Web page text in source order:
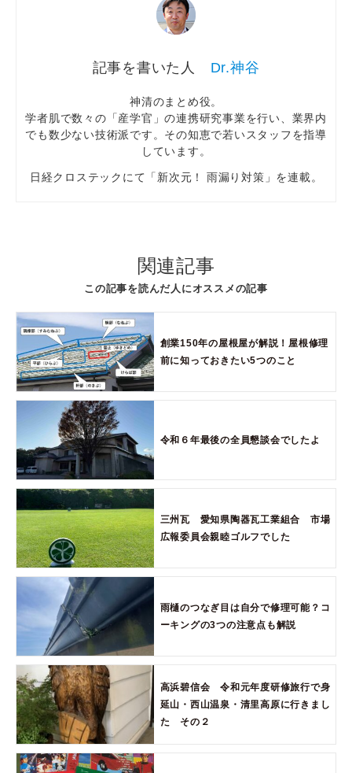
Dr.神谷
神清のまとめ役。
学者肌で数々の「産学官」の連携研究事業を行い、業界内
でも数少ない技術派です。その知恵で若いスタッフを指導
しています。
日経クロステックにて「新次元！ 雨漏り対策」を連載。
関連記事
この記事を読んだ人にオススメの記事
創業150年の屋根屋が解説！屋根修理
前に知っておきたい5つのこと
令和６年最後の全員懇談会でしたよ
三州瓦 愛知県陶器瓦工業組合 市場
広報委員会親睦ゴルフでした
雨樋のつなぎ目は自分で修理可能？コ
ーキングの3つの注意点も解説
高浜碧信会 令和元年度研修旅行で身
延山・西山温泉・清里高原に行きまし
た その２